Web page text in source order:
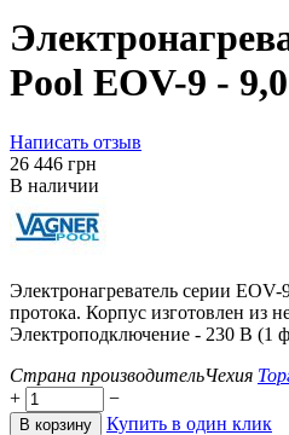
Pool EOV-9 -
Написать отзыв
‍26 446‍ грн
В наличии
Электронагреватель серии
протока. Корпус изготовлен из
Электроподключение - 230 В (1
Страна производительЧехия
+
−
В корзину
Купить в один клик